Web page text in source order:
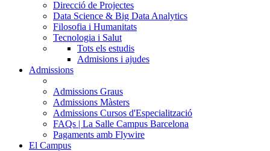
Direcció de Projectes
Data Science & Big Data Analytics
Filosofia i Humanitats
Tecnologia i Salut
Tots els estudis
Admisions i ajudes
Admissions
Admissions Graus
Admissions Màsters
Admissions Cursos d'Especialització
FAQs | La Salle Campus Barcelona
Pagaments amb Flywire
El Campus